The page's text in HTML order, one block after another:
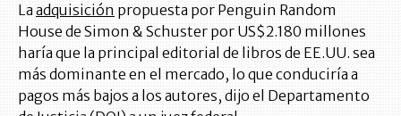
Laadquisición propuesta por Penguin Random
House de Simon & Schuster por US$2.180 millones
haría que la principal editorial de libros de EE.UU. sea
más dominante en el mercado, lo que conduciría a
pagos más bajos a los autores, dijo el Departamento